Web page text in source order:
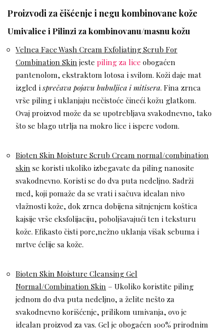
Proizvodi za čišćenje i negu kombinovane kože
Umivalice i Pilinzi za kombinovanu/masnu kožu
Velnea Face Wash Cream Exfoliating Scrub For
Combination Skin jeste piling za lice obogaćen
pantenolom, ekstraktom lotosa i svilom. Koži daje mat
izgled isprečava pojavu bubuljica i mitisera. Fina zrnca
vrše piling i uklanjaju nečistoće čineći kožu glatkom.
Ovaj proizvod može da se upotrebljava svakodnevno, tako
što se blago utrlja na mokro lice i ispere vodom.
Bioten Skin Moisture Scrub Cream normal/combination
skin se koristi ukoliko izbegavate da piling nanosite
svakodnevno. Koristi se do dva puta nedeljno. Sadrži
med, koji pomaže da se vrati i sačuva idealan nivo
vlažnosti kože, dok zrnca dobijena sitnjenjem koštica
kajsije vrše eksfolijaciju, poboljšavajući ten i teksturu
kože. Efikasto čisti pore,nežno uklanja višak sebuma i
mrtve ćelije sa kože.
Bioten Skin Moisture Cleansing Gel
Normal/Combination Skin – Ukoliko koristite piling
jednom do dva puta nedeljno, a želite nešto za
svakodnevno korišćenje, prilikom umivanja, ovo je
idealan proizvod za vas. Gel je obogaćen 100% prirodnim